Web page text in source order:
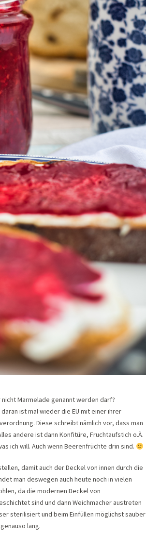
Marmelade genannt werden darf?
ist mal wieder die EU mit einer ihrer
Diese schreibt nämlich vor, dass man
andere ist dann Konfitüre, Fruchtaufstich o.Ä.
ich will. Auch wenn Beerenfrüchte drin sind.
damit auch der Deckel von innen durch die
man deswegen auch heute noch in vielen
da die modernen Deckel von
sind und dann Weichmacher austreten
sterilisiert und beim Einfüllen möglichst sauber
lang.